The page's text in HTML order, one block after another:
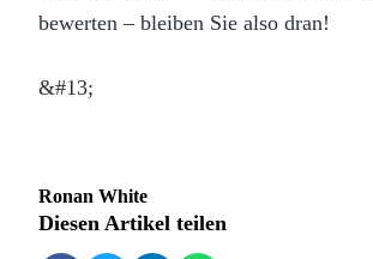
bewerten – bleiben Sie also dran!
&#13;
Ronan White
Diesen Artikel teilen